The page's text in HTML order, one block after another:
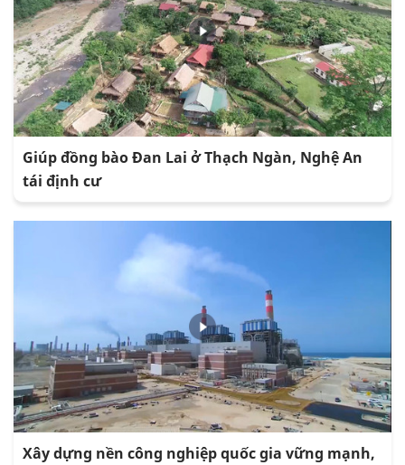
Giúp đồng bào Đan Lai ở Thạch Ngàn, Nghệ An
tái định cư
Xây dựng nền công nghiệp quốc gia vững mạnh,